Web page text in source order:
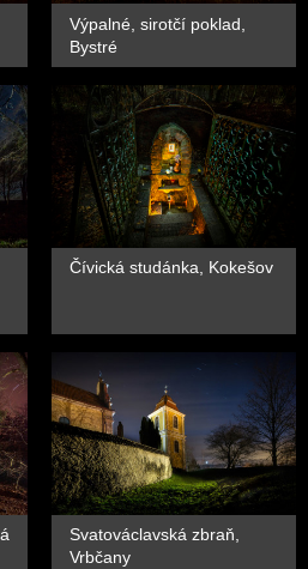
Výpalné, sirotčí poklad,
Bystré
Čívická studánka, Kokešov
Svatováclavská zbraň,
Vrbčany